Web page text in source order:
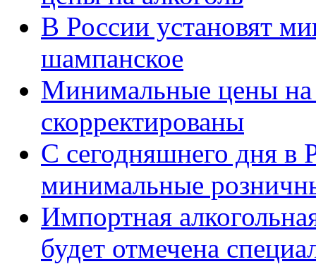
В России установят
шампанское
Минимальные цены на
скорректированы
С сегодняшнего дня в
минимальные
Импортная
будет отмечена